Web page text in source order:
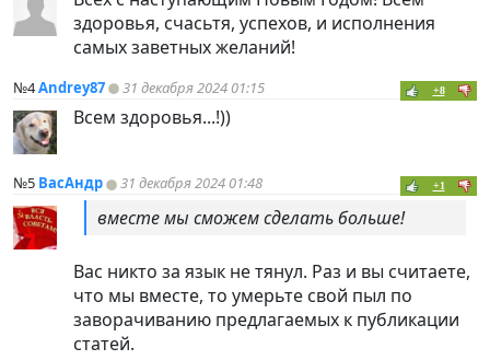
здоровья, счасьтя, успехов, и исполнения
самых заветных желаний!
№4Andrey87 31 декабря 2024 01:15 +8
Всем здоровья...!))
№5 ВасАндр 31 декабря 2024 01:48 +1
вместе мы сможем сделать больше!
Вас никто за язык не тянул. Раз и вы считаете,
что мы вместе, то умерьте свой пыл по
заворачиванию предлагаемых к публикации
статей.